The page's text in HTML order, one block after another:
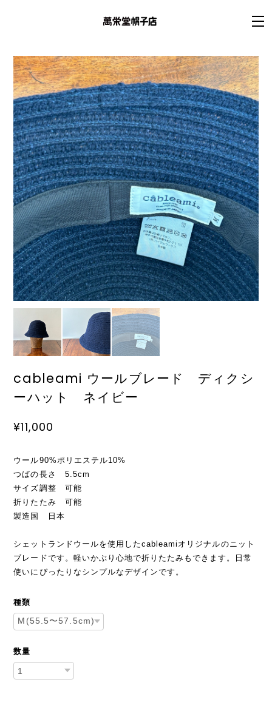
cableami ウールブレード ディクシ
ーハット ネイビー
¥11,000
ウール90%ポリエステル10%
つばの長さ 5.5cm
サイズ調整 可能
折りたたみ 可能
製造国 日本
シェットランドウールを使用したcableamiオリジナルのニット
ブレードです。軽いかぶり心地で折りたたみもできます。日常
使いにぴったりなシンプルなデザインです。
種類
数量